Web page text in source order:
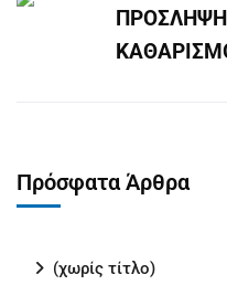
ΠΡΟΣΛΗΨΗ
Πρόσφατα Άρθρα
(χωρίς τίτλο)